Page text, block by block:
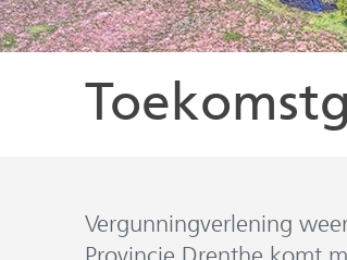
Vergunningverlening